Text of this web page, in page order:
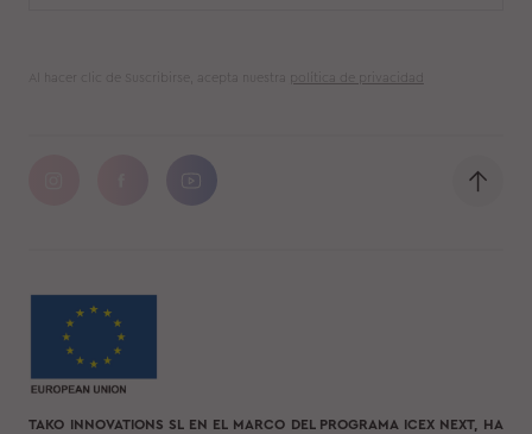
Al hacer clic de Suscribirse, acepta nuestra política de privacidad
TAKO INNOVATIONS SL EN EL MARCO DEL PROGRAMA ICEX NEXT, HA